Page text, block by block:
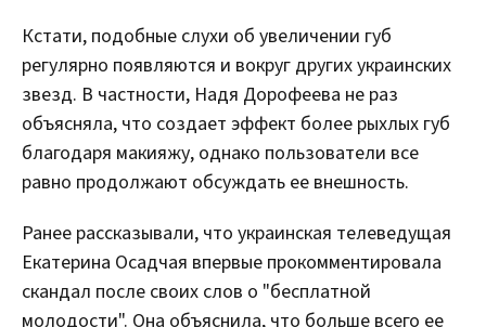
Кстати, подобные слухи об увеличении губ
регулярно появляются и вокруг других украинских
звезд. В частности, Надя Дорофеева не раз
объясняла, что создает эффект более рыхлых губ
благодаря макияжу, однако пользователи все
равно продолжают обсуждать ее внешность.
Ранее рассказывали, что украинская телеведущая
Екатерина Осадчая впервые прокомментировала
скандал после своих слов о "бесплатной
молодости". Она объяснила, что больше всего ее